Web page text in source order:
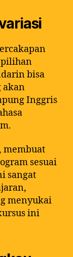
pilihan
bisa
akan
Inggris
membuat
sesuai
sangat
menyukai
ini